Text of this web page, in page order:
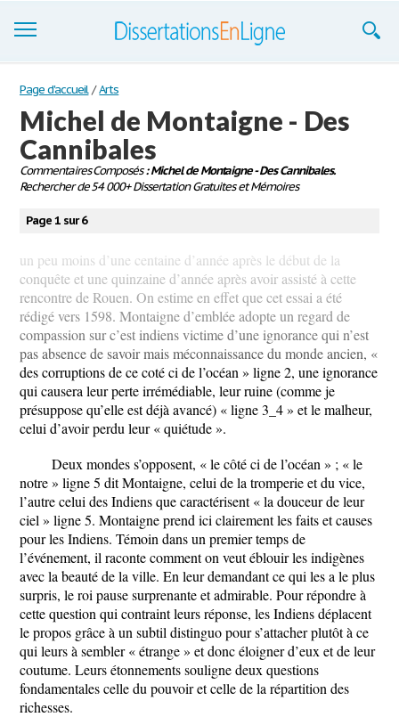
Dissertations
S'inscrire
Se connecter
Contactez-nous
Page d'accueil / Arts
Michel de Montaigne - Des
Cannibales
Commentaires Composés: Michel de Montaigne - Des Cannibales.
Rechercher de 54 000+ Dissertation Gratuites et Mémoires
Page 1 sur 6
un peu moins d’une centaine d’année après le début de la
conquête et une quinzaine d’année après avoir assisté à cette
rencontre de Rouen. On estime en effet que cet essai a été
rédigé vers 1598. Montaigne d’emblée adopte un regard de
compassion sur c’est indiens victime d’une ignorance qui n’est
pas absence de savoir mais méconnaissance du monde ancien, «
des corruptions de ce coté ci de l’océan » ligne 2, une ignorance
qui causera leur perte irrémédiable, leur ruine (comme je
présuppose qu’elle est déjà avancé) « ligne 3_4 » et le malheur,
celui d’avoir perdu leur « quiétude ».
Deux mondes s’opposent, « le côté ci de l’océan » ; « le
notre » ligne 5 dit Montaigne, celui de la tromperie et du vice,
l’autre celui des Indiens que caractérisent « la douceur de leur
ciel » ligne 5. Montaigne prend ici clairement les faits et causes
pour les Indiens. Témoin dans un premier temps de
l’événement, il raconte comment on veut éblouir les indigènes
avec la beauté de la ville. En leur demandant ce qui les a le plus
surpris, le roi pause surprenante et admirable. Pour répondre à
cette question qui contraint leurs réponse, les Indiens déplacent
le propos grâce à un subtil distinguo pour s’attacher plutôt à ce
qui leurs à sembler « étrange » et donc éloigner d’eux et de leur
coutume. Leurs étonnements souligne deux questions
fondamentales celle du pouvoir et celle de la répartition des
richesses.